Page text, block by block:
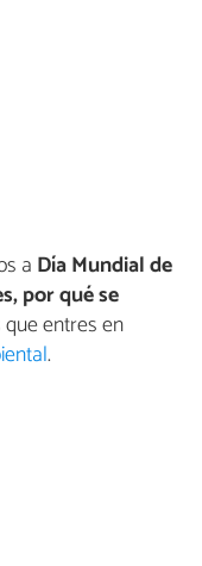
a Día Mundial de
por qué se
entres en
.